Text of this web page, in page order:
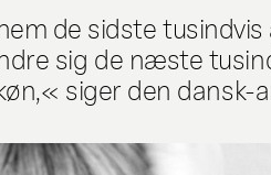
de sidste
sig de næste
siger den dansk-